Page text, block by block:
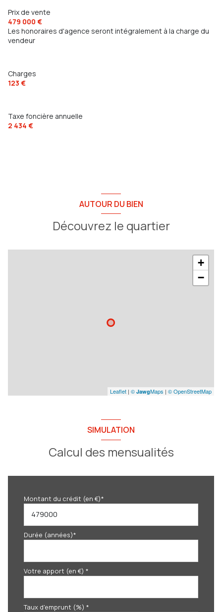
Prix de vente
479 000 €
Les honoraires d'agence seront intégralement à la charge du
vendeur
Charges
123 €
Taxe foncière annuelle
2 434 €
AUTOUR DU BIEN
Découvrez le quartier
+
−
Leaflet | © JawgMaps | © OpenStreetMap
SIMULATION
Calcul des mensualités
Montant du crédit (en €)*
Durée (années)*
Votre apport (en €) *
Taux d'emprunt (%) *